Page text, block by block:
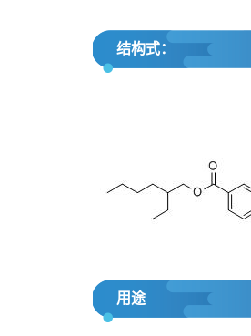
结构式：
用途